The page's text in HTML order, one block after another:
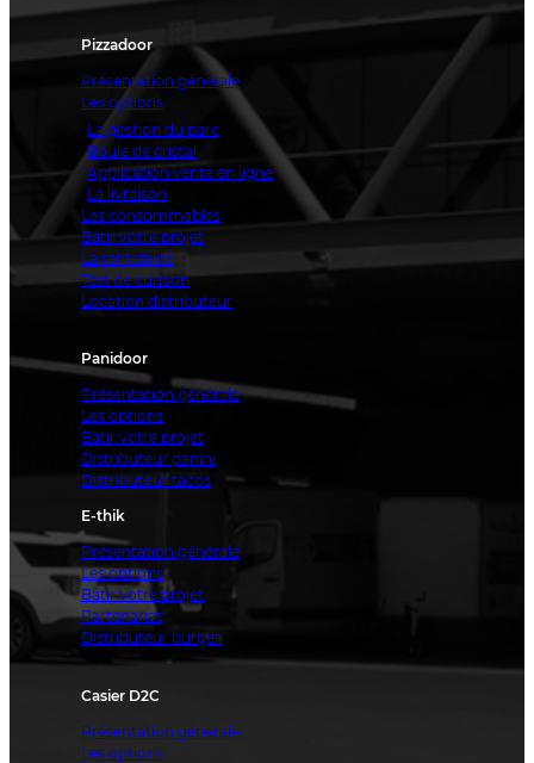
Pizzadoor
Présentation générale
Les options
La gestion du parc
Boule de cristal
Application vente en ligne
La livraison
Les consommables
Bâtir votre projet
La rentabilité
Test de cuisson
Location distributeur
Panidoor
Présentation générale
Les options
Bâtir votre projet
Distributeur panini
Distributeur tacos
E-thik
Présentation générale
Les options
Bâtir votre projet
Partenariat
Distributeur burger
Casier D2C
Présentation générale
Les options